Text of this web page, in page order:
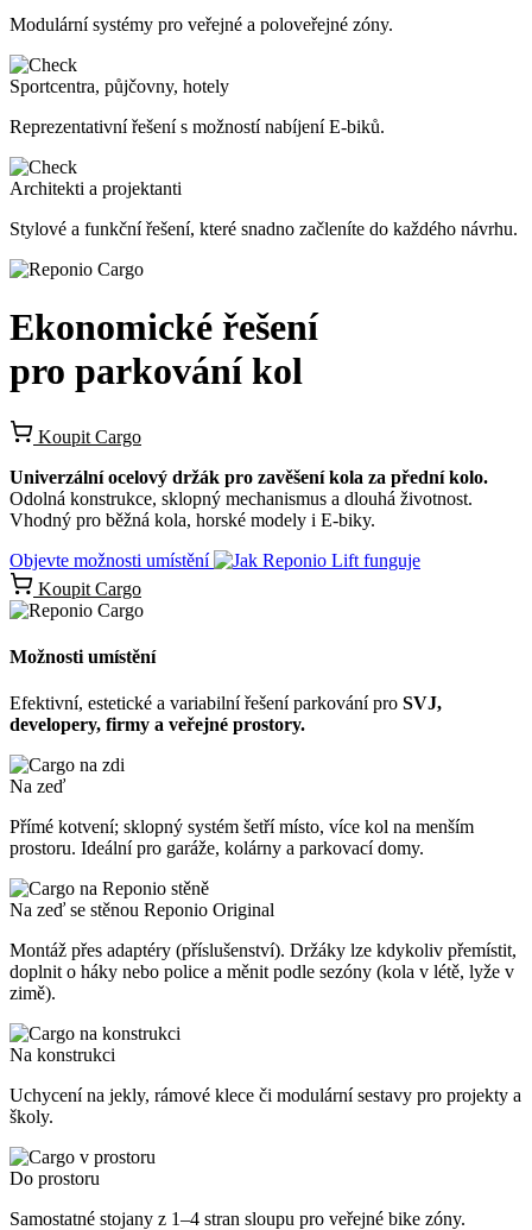
Modulární systémy pro veřejné a poloveřejné zóny.
Sportcentra, půjčovny, hotely
Reprezentativní řešení s možností nabíjení E-biků.
Architekti a projektanti
Stylové a funkční řešení, které snadno začleníte do každého návrhu.
Ekonomické řešení
pro parkování kol
Koupit Cargo
Univerzální ocelový držák pro zavěšení kola za přední kolo.
Odolná konstrukce, sklopný mechanismus a dlouhá životnost.
Vhodný pro běžná kola, horské modely i E-biky.
Objevte možnosti umístění
Koupit Cargo
Možnosti umístění
Efektivní, estetické a variabilní řešení parkování pro SVJ,
developery, firmy a veřejné prostory.
Na zeď
Přímé kotvení; sklopný systém šetří místo, více kol na menším
prostoru. Ideální pro garáže, kolárny a parkovací domy.
Na zeď se stěnou Reponio Original
Montáž přes adaptéry (příslušenství). Držáky lze kdykoliv přemístit,
doplnit o háky nebo police a měnit podle sezóny (kola v létě, lyže v
zimě).
Na konstrukci
Uchycení na jekly, rámové klece či modulární sestavy pro projekty a
školy.
Do prostoru
Samostatné stojany z 1–4 stran sloupu pro veřejné bike zóny.